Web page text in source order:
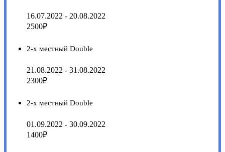
16.07.2022 - 20.08.2022
2500₽
2-х местный Double
21.08.2022 - 31.08.2022
2300₽
2-х местный Double
01.09.2022 - 30.09.2022
1400₽